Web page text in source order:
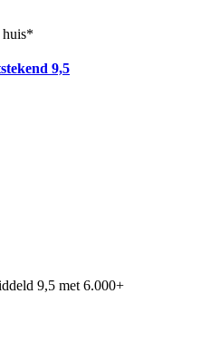
9,5
9,5 met 6.000+